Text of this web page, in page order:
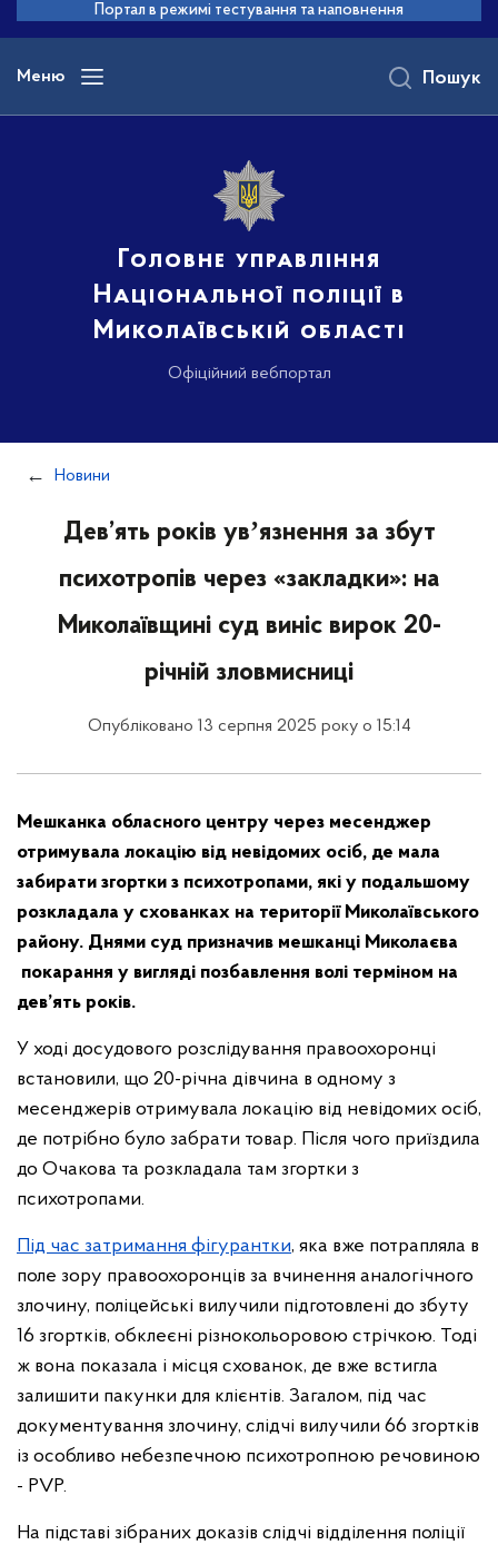
основного
вмісту
Портал в режимі тестування та наповнення
Меню
Головне управління
Національної поліції в
Миколаївській області
Офіційний вебпортал
Пошук
Новини
Дев’ять років увʼязнення за збут
психотропів через «закладки»: на
Миколаївщині суд виніс вирок 20-
річній зловмисниці
Опубліковано 13 серпня 2025 року о 15:14
Мешканка обласного центру через месенджер
отримувала локацію від невідомих осіб, де мала
забирати згортки з психотропами, які у подальшому
розкладала у схованках на території Миколаївського
району. Днями суд призначив мешканці Миколаєва
покарання у вигляді позбавлення волі терміном на
дев’ять років.
У ході досудового розслідування правоохоронці
встановили, що 20-річна дівчина в одному з
месенджерів отримувала локацію від невідомих осіб,
де потрібно було забрати товар. Після чого приїздила
до Очакова та розкладала там згортки з
психотропами.
Під час затримання фігурантки, яка вже потрапляла в
поле зору правоохоронців за вчинення аналогічного
злочину, поліцейські вилучили підготовлені до збуту
16 згортків, обклеєні різнокольоровою стрічкою. Тоді
ж вона показала і місця схованок, де вже встигла
залишити пакунки для клієнтів. Загалом, під час
документування злочину, слідчі вилучили 66 згортків
із особливо небезпечною психотропною речовиною
- PVP.
На підставі зібраних доказів слідчі відділення поліції